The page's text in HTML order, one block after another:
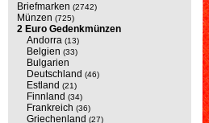
Briefmarken (2742)
Münzen (725)
2 Euro Gedenkmünzen
Andorra (13)
Belgien (33)
Bulgarien
Deutschland (46)
Estland (21)
Finnland (34)
Frankreich (36)
Griechenland (27)